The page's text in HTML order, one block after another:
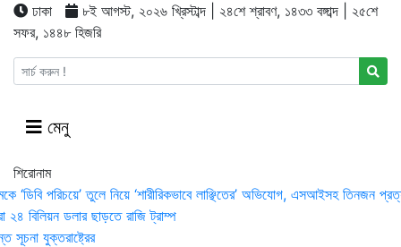
ঢাকা
৮ই আগস্ট, ২০২৬ খ্রিস্টাব্দ | ২৪শে শ্রাবণ, ১৪৩৩ বঙ্গাব্দ | ২৫শে
সফর, ১৪৪৮ হিজরি
মেনু
শিরোনাম
‘ডিবি পরিচয়ে’ তুলে নিয়ে ‘শারীরিকভাবে লাঞ্ছিতের’ অভিযোগ, এসআইসহ তিনজন
২৪ বিলিয়ন ডলার ছাড়তে রাজি ট্রাম্প
সূচনা যুক্তরাষ্ট্রের